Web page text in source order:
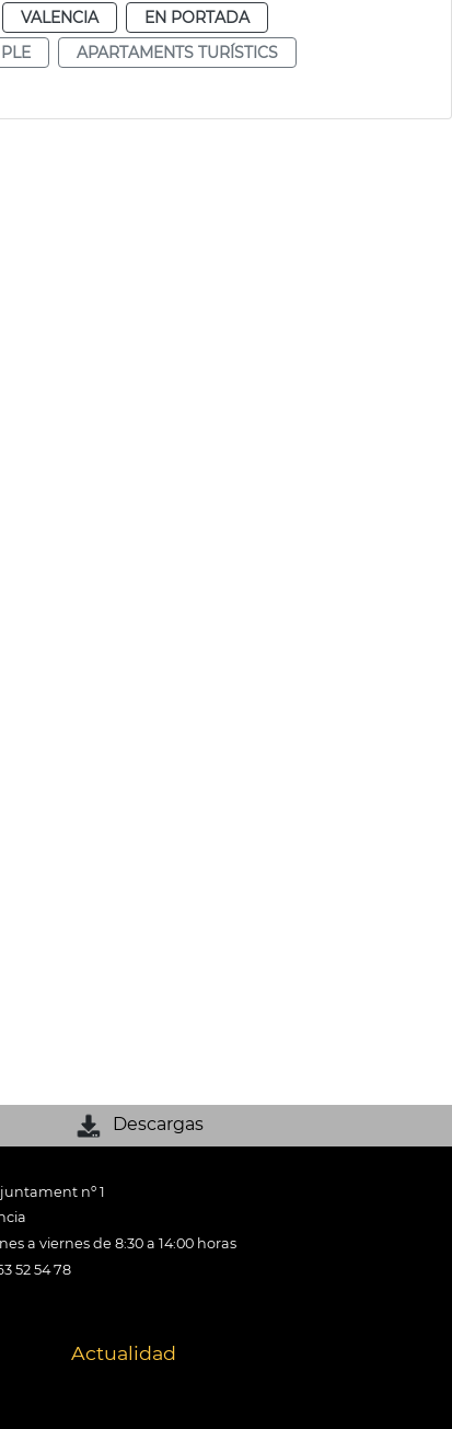
VALENCIA
EN PORTADA
PLE
APARTAMENTS TURÍSTICS
Descargas
nº 1
a viernes de 8:30 a 14:00 horas
52 54 78
Actualidad